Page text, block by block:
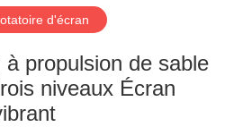
d'écran
propulsion de sable
niveaux Écran